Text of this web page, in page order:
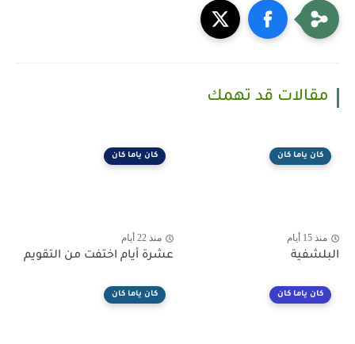
مقالات قد تهمك
كان ياما كان
منذ 15 أيام
البلشفية
كان ياما كان
منذ 22 أيام
عشرة أيام اختفت من التقويم
كان ياما كان كان ياما كان